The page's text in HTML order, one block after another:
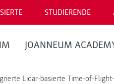
STUDIERENDE
JOANNEUM
Lidar-basierte Time-of-